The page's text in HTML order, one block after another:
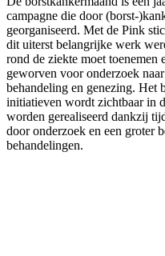
campagne die door (borst-
georganiseerd. Met de Pink
dit uiterst belangrijke werk
rond de ziekte moet toenemen
geworven voor onderzoek
behandeling en genezing. Het
initiatieven wordt zichtbaar in
worden gerealiseerd dankzij
door onderzoek en een groter
behandelingen.